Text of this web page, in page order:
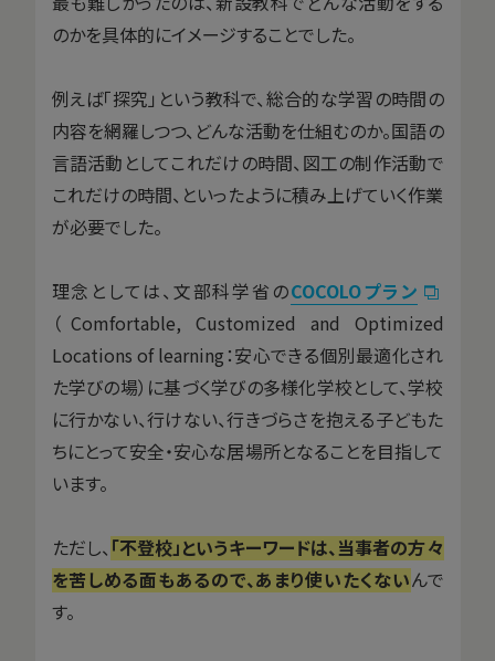
のかを具体的にイメージすることでした。
例えば「探究」という教科で、総合的な学習の時間の
内容を網羅しつつ、どんな活動を仕組むのか。国語の
言語活動としてこれだけの時間、図工の制作活動で
これだけの時間、といったように積み上げていく作業
が必要でした。
理念としては、文部科学省のCOCOLOプラン
（Comfortable, Customized and Optimized
Locations of learning：安心できる個別最適化され
た学びの場）に基づく学びの多様化学校として、学校
に行かない、行けない、行きづらさを抱える子どもた
ちにとって安全・安心な居場所となることを目指して
います。
ただし、 「不登校」というキーワードは、当事者の方々
を苦しめる面もあるので、あまり使いたくないんで
す。